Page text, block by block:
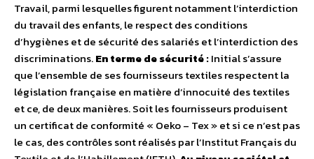
Travail, parmi lesquelles figurent notamment l’interdiction
du travail des enfants, le respect des conditions
d’hygiènes et de sécurité des salariés et l’interdiction des
discriminations.En terme de sécurité :Initial s’assure
que l’ensemble de ses fournisseurs textiles respectent la
législation française en matière d’innocuité des textiles
et ce, de deux manières. Soit les fournisseurs produisent
un certificat de conformité « Oeko – Tex » et si ce n’est pas
le cas, des contrôles sont réalisés par l’Institut Français du